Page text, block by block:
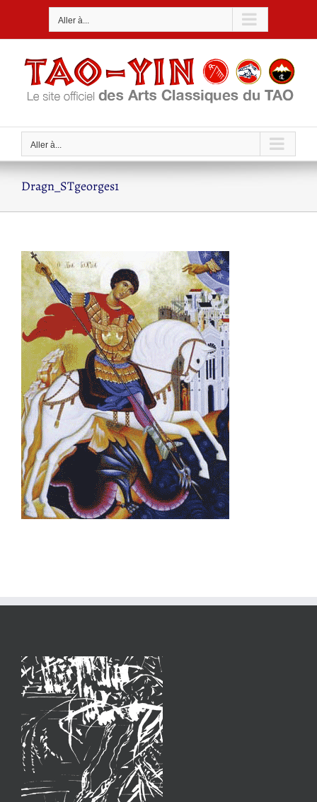
Aller à...
Aller à...
Dragn_STgeorges1